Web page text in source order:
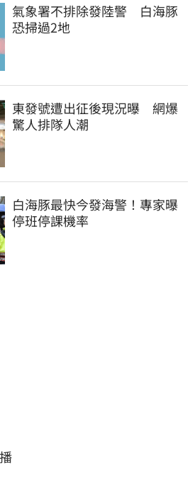
氣象署不排除發陸警　白海豚
恐掃過2地
東發號遭出征後現況曝　網爆
驚人排隊人潮
白海豚最快今發海警！專家曝
停班停課機率